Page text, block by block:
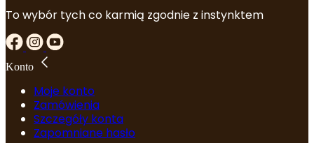
To wybór tych co karmią zgodnie z instynktem
Konto
Moje konto
Zamówienia
Szczegóły konta
Zapomniane hasło